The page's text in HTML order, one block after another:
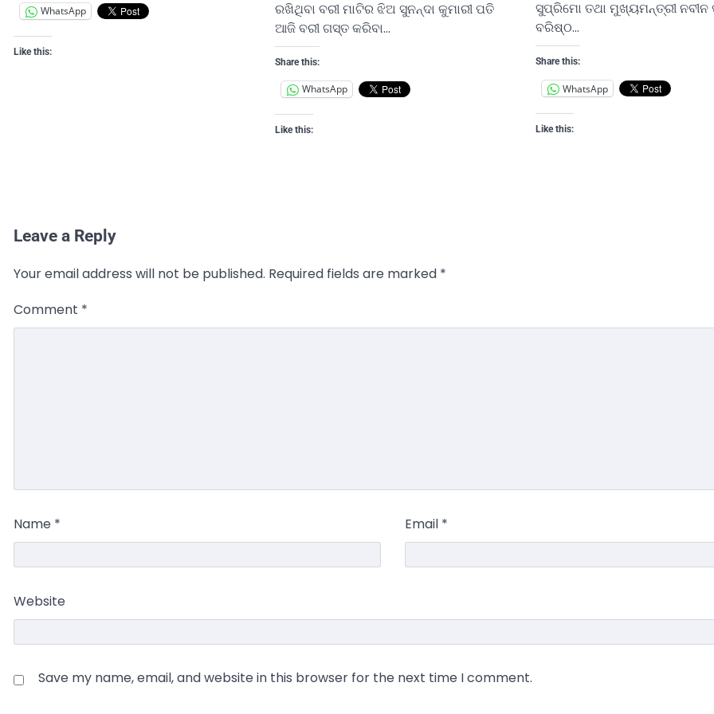
WhatsApp
Like this:
ରଖିଥିବା ବରୀ ମାଟିର ଝିଅ ସୁନନ୍ଦା କୁମାରୀ ପତି
ଆଜି ବରୀ ଗସ୍ତ କରିବା…
Share this:
WhatsApp
Like this:
ସୁପ୍ରିମୋ ତଥା ମୁଖ୍ୟମନ୍ତ୍ରୀ ନବୀନ
ବରିଷ୍ଠ…
Share this:
WhatsApp
Like this:
Leave a Reply
Your email address will not be published. Required fields are marked *
Comment *
Name * Email *
Website
Save my name, email, and website in this browser for the next time I comment.